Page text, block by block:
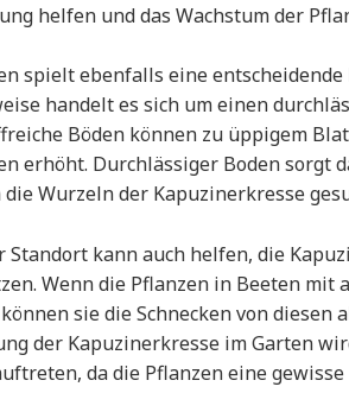
helfen und das Wachstum der
spielt ebenfalls eine
handelt es sich um einen
Böden können zu üppigem
erhöht. Durchlässiger Boden sorgt
die Wurzeln der Kapuzinerkresse
Standort kann auch helfen, die
Wenn die Pflanzen in Beeten
sie die Schnecken von
der Kapuzinerkresse im Garten
da die Pflanzen eine